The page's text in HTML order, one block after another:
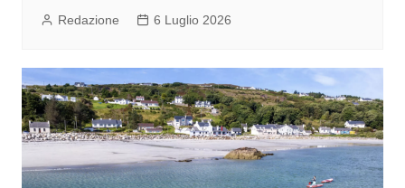
Redazione 6 Luglio 2026